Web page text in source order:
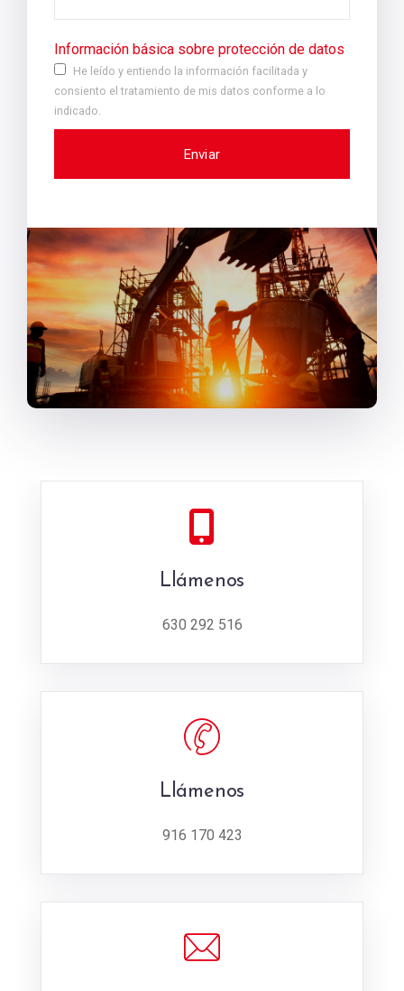
Información básica sobre protección de datos
He leído y entiendo la información facilitada y
consiento el tratamiento de mis datos conforme a lo
indicado.
Llámenos
630 292 516
Llámenos
916 170 423